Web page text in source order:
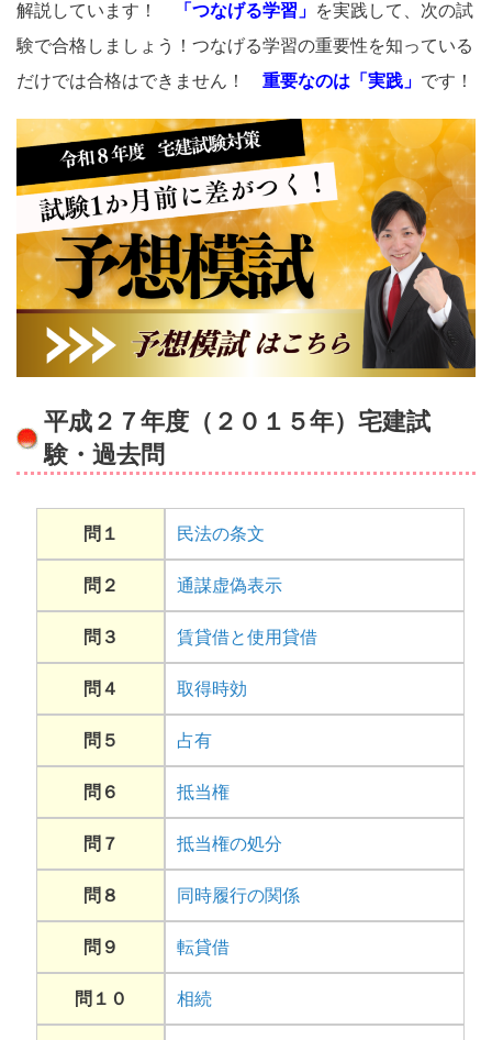
解説しています！
「つなげる学習」 を実践して、次の試
験で合格しましょう！つなげる学習の重要性を知っている
だけでは合格はできません！ 重要なのは「実践」 です！
平成２７年度（２０１５年）宅建試
験・過去問
問１ 民法の条文
問２ 通謀虚偽表示
問３ 賃貸借と使用貸借
問４ 取得時効
問５ 占有
問６ 抵当権
問７ 抵当権の処分
問８ 同時履行の関係
問９ 転貸借
問１０ 相続